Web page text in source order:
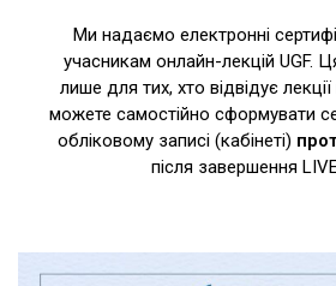
Ми надаємо електронні
учасникам онлайн-лекцій UGF.
лише для тих, хто відвідує
можете самостійно сформувати
обліковому записі (кабінеті)
після завершення